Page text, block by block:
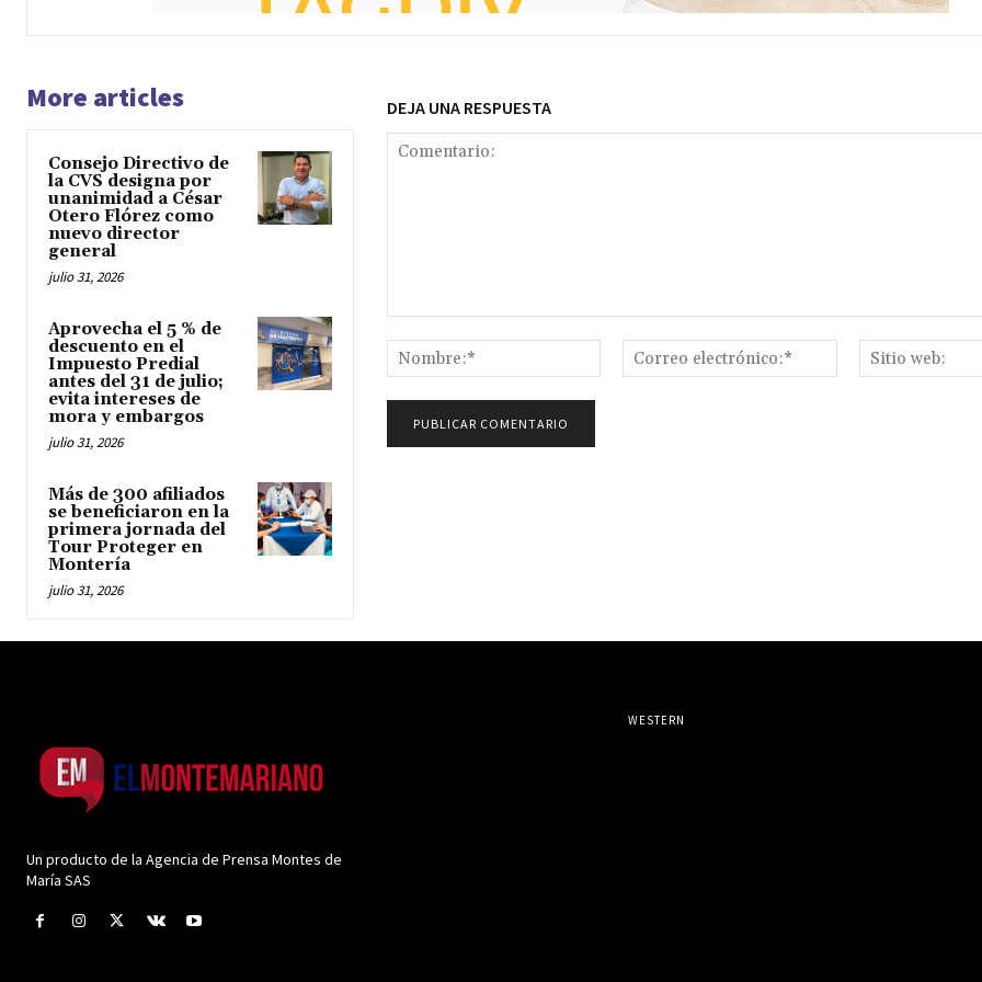
More articles
Consejo Directivo de
la CVS designa por
unanimidad a César
Otero Flórez como
nuevo director
general
julio 31, 2026
Aprovecha el 5 % de
descuento en el
Impuesto Predial
antes del 31 de julio;
evita intereses de
mora y embargos
julio 31, 2026
Más de 300 afiliados
se beneficiaron en la
primera jornada del
Tour Proteger en
Montería
julio 31, 2026
DEJA UNA RESPUESTA
Nombre:*
Correo
electrónico:*
Un producto de la Agencia de Prensa Montes de
María SAS
WESTERN